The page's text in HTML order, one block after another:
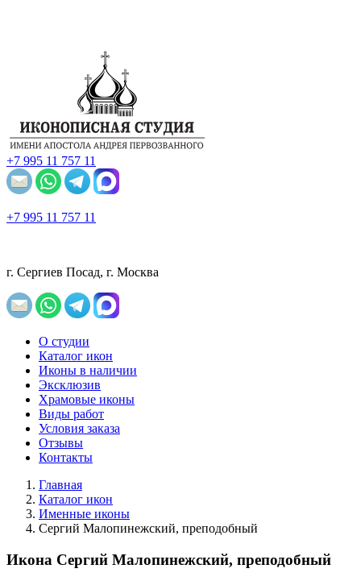
+7 995 11 757 11
+7 995 11 757 11
г. Сергиев Посад, г. Москва
О студии
Каталог икон
Иконы в наличии
Эксклюзив
Храмовые иконы
Виды работ
Условия заказа
Отзывы
Контакты
Главная
Каталог икон
Именные иконы
Сергий Малопинежский, преподобный
Икона Сергий Малопинежский, преподобный